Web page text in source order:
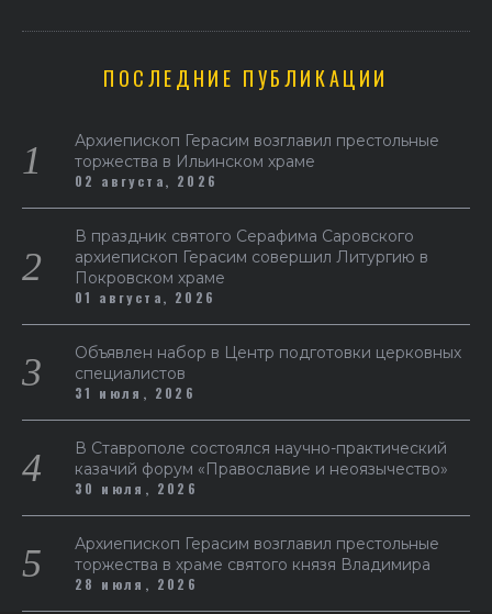
ПОСЛЕДНИЕ ПУБЛИКАЦИИ
Архиепископ Герасим возглавил престольные
торжества в Ильинском храме
02 августа, 2026
В праздник святого Серафима Саровского
архиепископ Герасим совершил Литургию в
Покровском храме
01 августа, 2026
Объявлен набор в Центр подготовки церковных
специалистов
31 июля, 2026
В Ставрополе состоялся научно-практический
казачий форум «Православие и неоязычество»
30 июля, 2026
Архиепископ Герасим возглавил престольные
торжества в храме святого князя Владимира
28 июля, 2026